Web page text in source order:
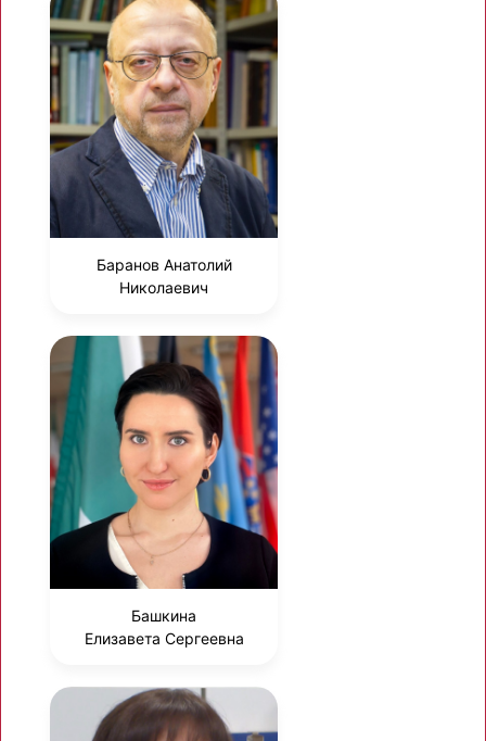
Баранов Анатолий
Николаевич
Башкина
Елизавета Сергеевна